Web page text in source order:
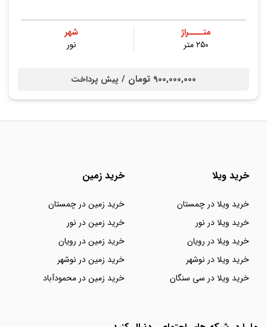
متــــراژ
۲۵۰ متر
شهر
نور
900,000,000 تومان / پیش پرداخت
خرید ویلا
خرید ویلا در چمستان
خرید ویلا در نور
خرید ویلا در رویان
خرید ویلا در نوشهر
خرید ویلا در سی سنگان
خرید زمین
خرید زمین در چمستان
خرید زمین در نور
خرید زمین در رویان
خرید زمین در نوشهر
خرید زمین در محمودآباد